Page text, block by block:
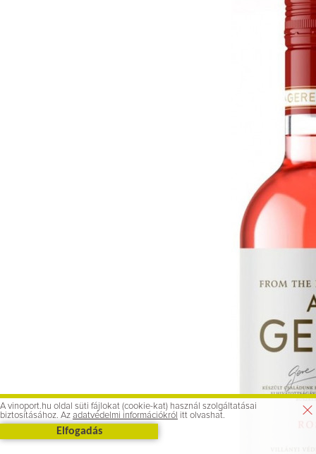
A vinoport.hu oldal süti fájlokat (cookie-kat) használ szolgáltatásai
biztosításához. Az adatvédelmi információkról itt olvashat.
Elfogadás